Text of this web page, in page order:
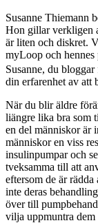
Susanne Thiemann
Hon gillar verkligen
är liten och diskret.
myLoop och hennes
Susanne, du
din erfarenhet av att
När du blir äldre
liängre lika bra som
en del människor är
människor en viss
insulinpumpar och
tveksamma till att
eftersom de är
inte deras
över till
vilja uppmuntra dem